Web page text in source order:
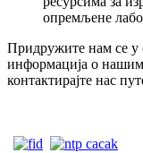
опремљене
Придружите нам се у
информација о
контактирајте нас